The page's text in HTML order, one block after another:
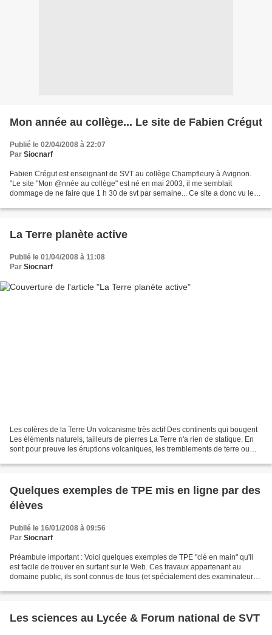
Mon année au collège... Le site de Fabien Crégut
Publié le 02/04/2008 à 22:07
Par Siocnarf
Fabien Crégut est enseignant de SVT au collège Champfleury à Avignon.
"Le site "Mon @nnée au collège" est né en mai 2003, il me semblait
dommage de ne faire que 1 h 30 de svt par semaine... Ce site a donc vu le
La Terre planète active
Publié le 01/04/2008 à 11:08
Par Siocnarf
Les colères de la Terre Un volcanisme très actif Des continents qui bougent
Les éléments naturels, tailleurs de pierres La Terre n'a rien de statique. En
sont pour preuve les éruptions volcaniques, les tremblements de terre ou
Quelques exemples de TPE mis en ligne par des
élèves
Publié le 16/01/2008 à 09:56
Par Siocnarf
Préambule important : Voici quelques exemples de TPE "clé en main" qu'il
est facile de trouver en surfant sur le Web. Ces travaux appartenant au
domaine public, ils sont connus de tous (et spécialement des examinateurs).
Les sciences au Lycée & Forum national de SVT